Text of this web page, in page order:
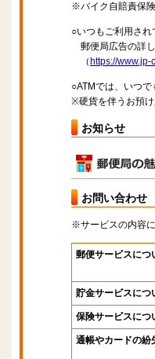
※バイク自賠責保
○いつもご利用さ
郵便局広告の詳
（ https://
○ATMでは、いつ
※硬貨を伴うお預
お知らせ
お問い合わせ
※サービスの内容
郵便サービスにつ
貯金サービスにつ
保険サービスにつ
通帳やカードの紛